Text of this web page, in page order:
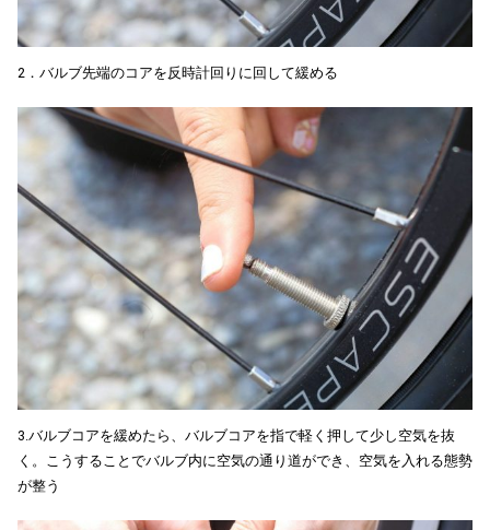
2．バルブ先端のコアを反時計回りに回して緩める
3.バルブコアを緩めたら、バルブコアを指で軽く押して少し空気を抜
く。こうすることでバルブ内に空気の通り道ができ、空気を入れる態勢
が整う